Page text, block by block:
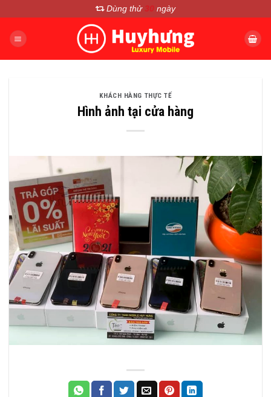
nội
Dùng thử 30 ngày
KHÁCH HÀNG THỰC TẾ
Hình ảnh tại cửa hàng